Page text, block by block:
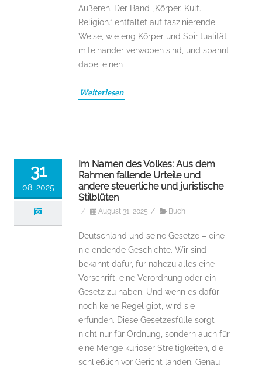
Äußeren. Der Band „Körper. Kult.
Religion.“ entfaltet auf faszinierende
Weise, wie eng Körper und Spiritualität
miteinander verwoben sind, und spannt
dabei einen
Weiterlesen
31
08, 2025
Im Namen des Volkes: Aus dem
Rahmen fallende Urteile und
andere steuerliche und juristische
Stilblüten
/ August 31, 2025 / Buch
Deutschland und seine Gesetze – eine
nie endende Geschichte. Wir sind
bekannt dafür, für nahezu alles eine
Vorschrift, eine Verordnung oder ein
Gesetz zu haben. Und wenn es dafür
noch keine Regel gibt, wird sie
erfunden. Diese Gesetzesfülle sorgt
nicht nur für Ordnung, sondern auch für
eine Menge kurioser Streitigkeiten, die
schließlich vor Gericht landen. Genau